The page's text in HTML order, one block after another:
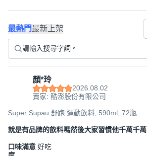
最熱門最新上架
顏*玲
2026.08.02
賣家: 酷澎股份有限公司
Super Supau 舒跑 運動飲料, 590ml, 72瓶
就是有品牌的飲料嗎然後大家習慣他千萬千
口味滿意 好吃